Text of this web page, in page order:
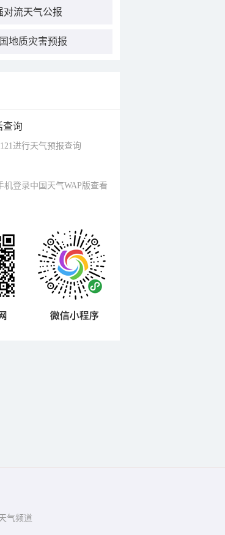
对流天气公报
地质灾害预报
查询
进行天气预报查询
机登录中国天气WAP版查看
气频道